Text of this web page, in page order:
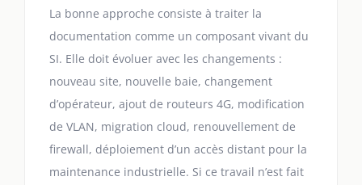
La bonne approche consiste à traiter la
documentation comme un composant vivant du
SI. Elle doit évoluer avec les changements :
nouveau site, nouvelle baie, changement
d’opérateur, ajout de routeurs 4G, modification
de VLAN, migration cloud, renouvellement de
firewall, déploiement d’un accès distant pour la
maintenance industrielle. Si ce travail n’est fait